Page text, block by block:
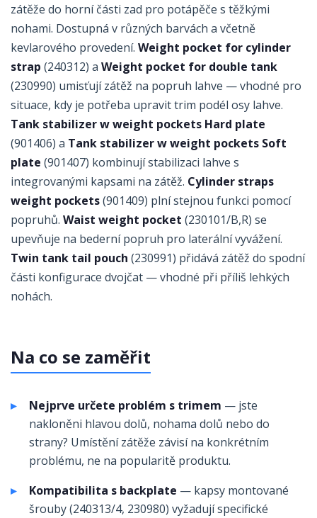
zátěže do horní části zad pro potápěče s těžkými
nohami. Dostupná v různých barvách a včetně
kevlarového provedení. Weight pocket for cylinder
strap (240312) a Weight pocket for double tank
(230990) umisťují zátěž na popruh lahve — vhodné pro
situace, kdy je potřeba upravit trim podél osy lahve.
Tank stabilizer w weight pockets Hard plate
(901406) a Tank stabilizer w weight pockets Soft
plate (901407) kombinují stabilizaci lahve s
integrovanými kapsami na zátěž. Cylinder straps
weight pockets(901409) plní stejnou funkci pomocí
popruhů. Waist weight pocket (230101/B,R) se
upevňuje na bederní popruh pro laterální vyvážení.
Twin tank tail pouch (230991) přidává zátěž do spodní
části konfigurace dvojčat — vhodné při příliš lehkých
nohách.
Na co se zaměřit
Nejprve určete problém s trimem — jste
nakloněni hlavou dolů, nohama dolů nebo do
strany? Umístění zátěže závisí na konkrétním
problému, ne na popularitě produktu.
Kompatibilita s backplate — kapsy montované
šrouby (240313/4, 230980) vyžadují specifické